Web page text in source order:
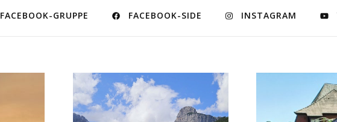
FACEBOOK-GRUPPE FACEBOOK-SIDE INSTAGRAM